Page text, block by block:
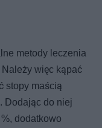
metody leczenia
więc kąpać
stopy maścią
Dodając do niej
dodatkowo